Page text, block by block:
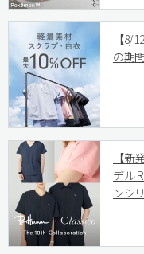
【8/
の期
【新
デル
ンシ